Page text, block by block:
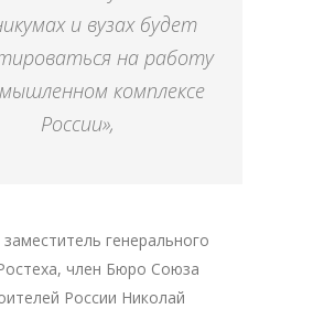
и вузах будет
на работу
комплексе
России»,
заместитель генерального
член Бюро Союза
России Николай